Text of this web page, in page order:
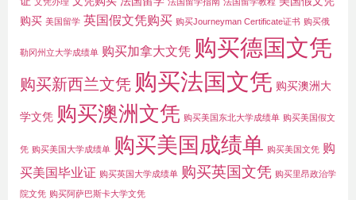
文凭办理 法国留学指南 法国留学教程
购买 美国留学 英国假文凭购买 购买Journeyman Certificate证书 购买俄
勒冈州立大学成绩单 购买加拿大文凭 购买德国文凭
购买新西兰文凭 购买法国文凭 购买澳洲大
学文凭 购买澳洲文凭 购买美国东北大学成绩单 购买美国假文
凭 购买美国大学成绩单 购买美国成绩单 购买美国文凭 购
买美国毕业证 购买英国大学成绩单 购买英国文凭 购买里昂政治学
院文凭 购买阿萨巴斯卡大学文凭